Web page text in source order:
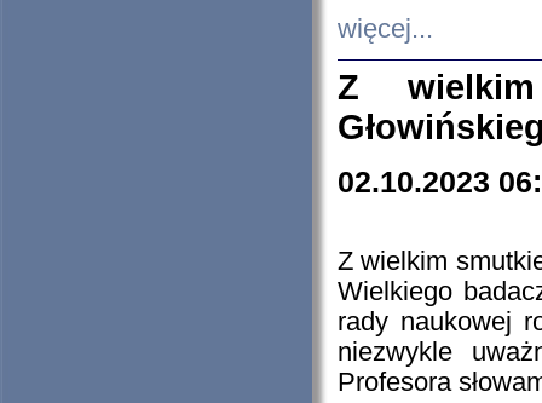
więcej...
Z
02.10.2023
Z wielkim
Wielkiego
rady naukowej
niezwykle
Profesora